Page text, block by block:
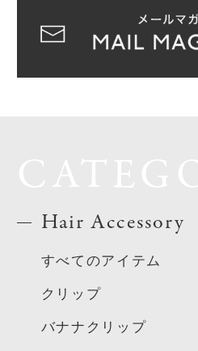
Hair Accessory
すべてのアイテム
クリップ
バナナクリップ